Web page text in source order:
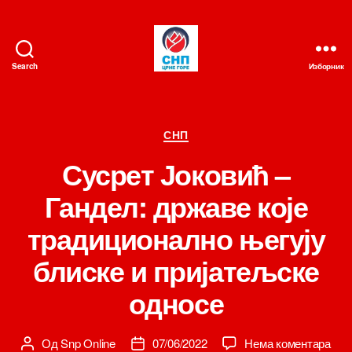
Search Изборник
Категорије
СНП
Сусрет Јоковић –
Гандел: државе које
традиционално његују
блиске и пријатељске
односе
Аутор
ОдSnp Online
Датум07/06/2022 Нема коментарана